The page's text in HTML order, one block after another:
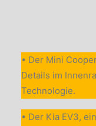
• Der Mini
Details im
Technologie.
• Der Kia EV3,